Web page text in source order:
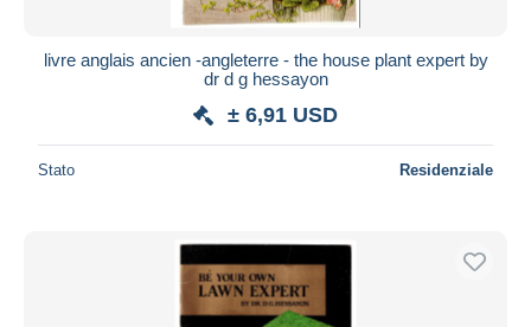
livre anglais ancien -angleterre - the house plant expert by
dr d g hessayon
± 6,91 USD
Stato Residenziale